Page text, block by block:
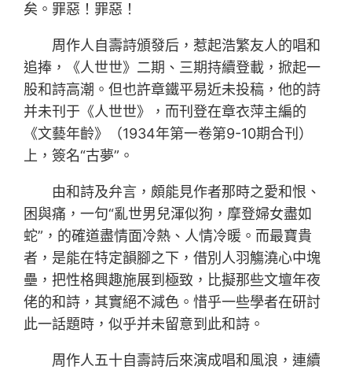
矣。罪惡！罪惡！
周作人自壽詩頒發后，惹起浩繁友人的唱和
追捧，《人世世》二期、三期持續登載，掀起一
股和詩高潮。但也許章鐵平易近未投稿，他的詩
并未刊于《人世世》，而刊登在章衣萍主編的
《文藝年齡》（1934年第一卷第9-10期合刊）
上，簽名“古夢”。
由和詩及弁言，頗能見作者那時之愛和恨、
困與痛，一句“亂世男兒渾似狗，摩登婦女盡如
蛇”，的確道盡情面冷熱、人情冷暖。而最寶貴
者，是能在特定韻腳之下，借別人羽觴澆心中塊
壘，把性格興趣施展到極致，比擬那些文壇年夜
佬的和詩，其實絕不減色。惜乎一些學者在研討
此一話題時，似乎并未留意到此和詩。
周作人五十自壽詩后來演成唱和風浪，連續